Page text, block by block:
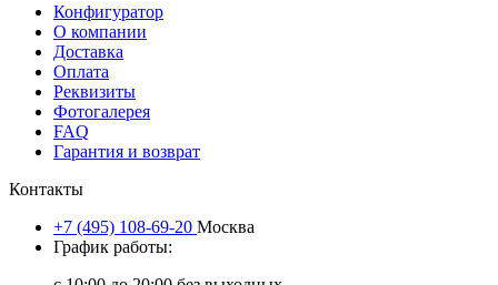
Конфигуратор
О компании
Доставка
Оплата
Реквизиты
Фотогалерея
FAQ
Гарантия и возврат
Контакты
+7 (495) 108-69-20 Москва
График работы: